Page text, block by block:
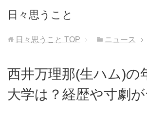
日々思うこと
日々思うこと TOP ニュース
西井万理那(生ハム)の
大学は？経歴や寸劇が